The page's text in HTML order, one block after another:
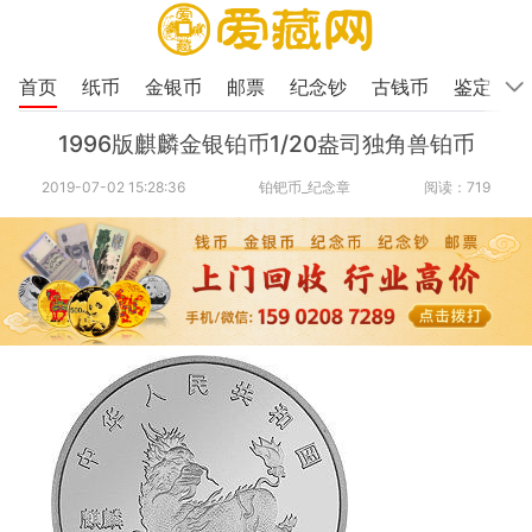
首页 纸币 金银币 邮票 纪念钞 古钱币 鉴定
1996版麒麟金银铂币1/20盎司独角兽铂币
2019-07-02 15:28:36 铂钯币_纪念章 阅读：719